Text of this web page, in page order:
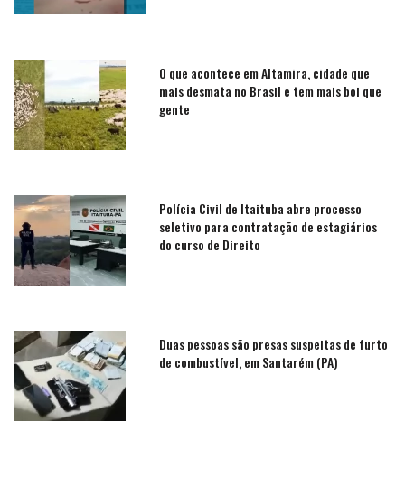
O que acontece em Altamira, cidade que
mais desmata no Brasil e tem mais boi que
gente
Polícia Civil de Itaituba abre processo
seletivo para contratação de estagiários
do curso de Direito
Duas pessoas são presas suspeitas de furto
de combustível, em Santarém (PA)